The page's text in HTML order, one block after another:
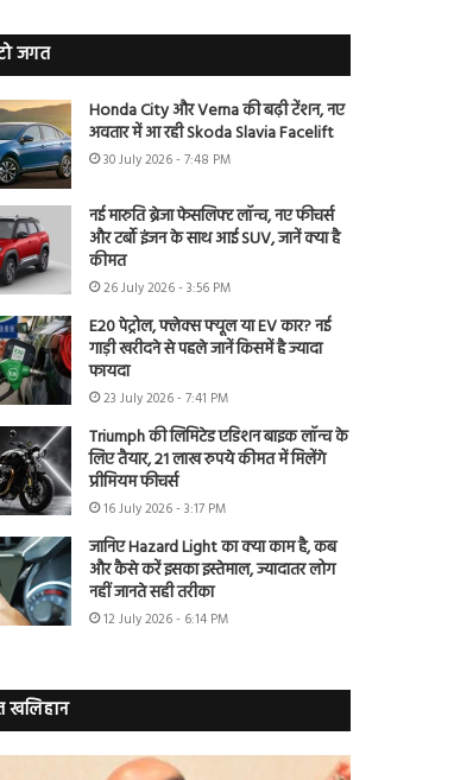
जगत
Honda City और Verna की बढ़ी टेंशन, नए
अवतार में आ रही Skoda Slavia Facelift
30 July 2026 - 7:48 PM
नई मारुति ब्रेजा फेसलिफ्ट लॉन्च, नए फीचर्स
और टर्बो इंजन के साथ आई SUV, जानें क्या है
कीमत
26 July 2026 - 3:56 PM
E20 पेट्रोल, फ्लेक्स फ्यूल या EV कार? नई
गाड़ी खरीदने से पहले जानें किसमें है ज्यादा
फायदा
23 July 2026 - 7:41 PM
Triumph की लिमिटेड एडिशन बाइक लॉन्च के
लिए तैयार, 21 लाख रुपये कीमत में मिलेंगे
प्रीमियम फीचर्स
16 July 2026 - 3:17 PM
जानिए Hazard Light का क्या काम है, कब
और कैसे करें इसका इस्तेमाल, ज्यादातर लोग
नहीं जानते सही तरीका
12 July 2026 - 6:14 PM
खलिहान